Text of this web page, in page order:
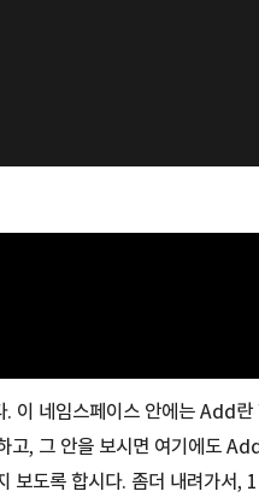
이 네임스페이스 안에는 Add란
, 그 안을 보시면 여기에도
보도록 합시다. 좀더 내려가서,